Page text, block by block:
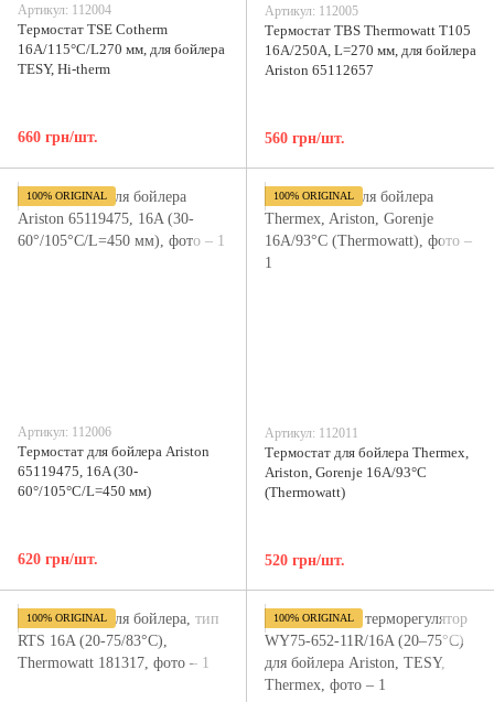
Артикул: 112004
Термостат TSE Cotherm
16A/115°C/L270 мм, для бойлера
TESY, Hi-therm
660 грн/шт.
Артикул: 112005
Термостат TBS Thermowatt T105
16A/250A, L=270 мм, для бойлера
Ariston 65112657
560 грн/шт.
100% ORIGINAL
Артикул: 112006
Термостат для бойлера Ariston
65119475, 16A (30-
60°/105°C/L=450 мм)
620 грн/шт.
100% ORIGINAL
Артикул: 112011
Термостат для бойлера Thermex,
Ariston, Gorenje 16A/93°C
(Thermowatt)
520 грн/шт.
100% ORIGINAL 100% ORIGINAL